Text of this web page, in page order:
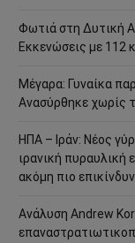
Φωτιά στη Δυτική
Εκκενώσεις με 112
Μέγαρα: Γυναίκα
Ανασύρθηκε χωρίς
ΗΠΑ – Ιράν: Νέος
ιρανική πυραυλική
ακόμη πιο
Ανάλυση Andrew